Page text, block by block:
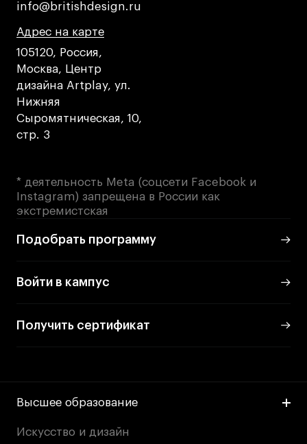
Онлайн
Маркетинг и генерация лидов
Искусство
Фотография
Очно + онлайн
Все программы
Техникум
Специалист кино- и медиапродакшена
Графический дизайнер
Технолог-конструктор одежды
Все программы
Интенсивы
Долгосрочные
info@britishdesign.ru
info@britishdesign.ru
Адрес на карте
Адрес на карте
Адрес на карте
105120, Россия,
Москва, Центр
дизайна Artplay, ул.
Нижняя
Сыромятническая, 10,
стр. 3
* деятельность Meta (соцсети Facebook и
Instagram) запрещена в России как
экстремистская
Подобрать программу
Войти в кампус
Получить сертификат
Высшее образование
Искусство и дизайн